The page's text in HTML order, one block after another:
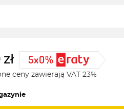
zł
ceny zawierają VAT 23%